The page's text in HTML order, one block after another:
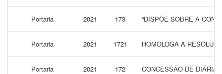
Portaria 2021 173 “DISPÕE SOBRE A
Portaria 2021 1721 HOMOLOGA A
Portaria 2021 172 CONCESSÃO DE